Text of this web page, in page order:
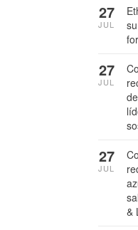
27
JUL
27
JUL
&
27
JUL